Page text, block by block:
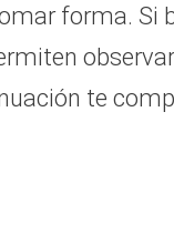
forma. Si
te